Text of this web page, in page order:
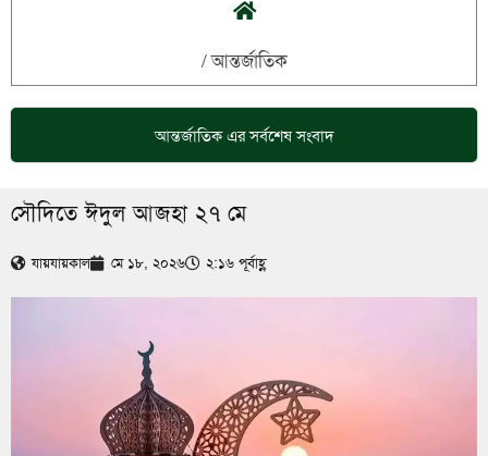
/আন্তর্জাতিক
আন্তর্জাতিকএর সর্বশেষ সংবাদ
সৌদিতে ঈদুল আজহা ২৭ মে
যায়যায়কাল মে ১৮, ২০২৬ ২:১৬ পূর্বাহ্ণ